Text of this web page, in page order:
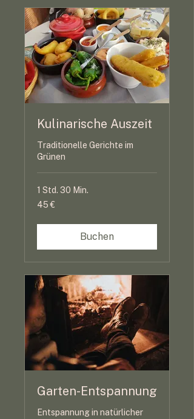
Kulinarische Auszeit
Traditionelle Gerichte im
Grünen
1 Std. 30 Min.
45
Euro
45 €
Buchen
Garten-Entspannung
Entspannung in natürlicher